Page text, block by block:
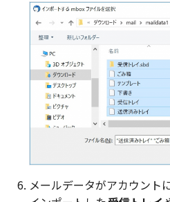
メールデータがアカウント